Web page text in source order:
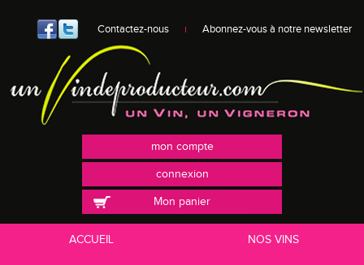
mon compte
connexion
Mon panier
ACCUEIL NOS VINS
Contactez-nous Abonnez-vous à notre newsletter